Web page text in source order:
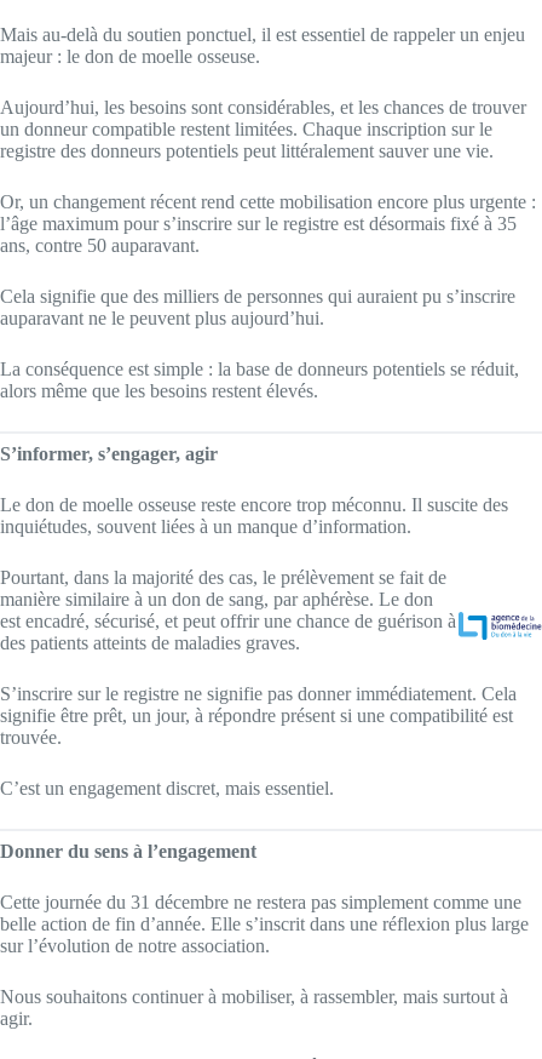
Mais au-delà du soutien ponctuel, il est essentiel de rappeler un enjeu
majeur : le don de moelle osseuse.
Aujourd’hui, les besoins sont considérables, et les chances de trouver
un donneur compatible restent limitées. Chaque inscription sur le
registre des donneurs potentiels peut littéralement sauver une vie.
Or, un changement récent rend cette mobilisation encore plus urgente :
l’âge maximum pour s’inscrire sur le registre est désormais fixé à 35
ans, contre 50 auparavant.
Cela signifie que des milliers de personnes qui auraient pu s’inscrire
auparavant ne le peuvent plus aujourd’hui.
La conséquence est simple : la base de donneurs potentiels se réduit,
alors même que les besoins restent élevés.
S’informer, s’engager, agir
Le don de moelle osseuse reste encore trop méconnu. Il suscite des
inquiétudes, souvent liées à un manque d’information.
Pourtant, dans la majorité des cas, le prélèvement se fait de
manière similaire à un don de sang, par aphérèse. Le don
est encadré, sécurisé, et peut offrir une chance de guérison à
des patients atteints de maladies graves.
S’inscrire sur le registre ne signifie pas donner immédiatement. Cela
signifie être prêt, un jour, à répondre présent si une compatibilité est
trouvée.
C’est un engagement discret, mais essentiel.
Donner du sens à l’engagement
Cette journée du 31 décembre ne restera pas simplement comme une
belle action de fin d’année. Elle s’inscrit dans une réflexion plus large
sur l’évolution de notre association.
Nous souhaitons continuer à mobiliser, à rassembler, mais surtout à
agir.